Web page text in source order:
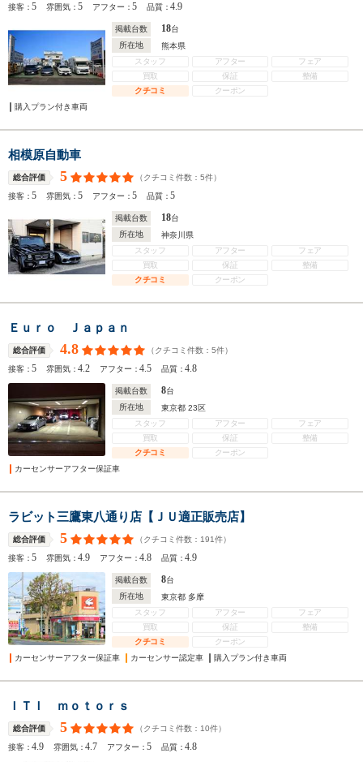
接客：5 雰囲気：5 アフター：5 品質：4.9
掲載台数 18台
所在地
熊本県
スタッフ
アフター
フェア
買取
保証
整備
クチコミ
クーポン
購入プラン付き車両
相模原自動車
総合評価 5 （クチコミ件数： 5件）
接客：5 雰囲気：5 アフター：5 品質：5
掲載台数 18台
所在地
神奈川県
スタッフ
アフター
フェア
買取
保証
整備
クチコミ
クーポン
Ｅｕｒｏ Ｊａｐａｎ
総合評価 4.8 （クチコミ件数： 5件）
接客：5 雰囲気：4.2 アフター：4.5 品質：4.8
掲載台数 8台
所在地
東京都 23区
スタッフ
アフター
フェア
買取
保証
整備
クチコミ
クーポン
カーセンサーアフター保証車
ラビット三鷹東八通り店【ＪＵ適正販売店】
総合評価 5 （クチコミ件数： 191件）
接客：5 雰囲気：4.9 アフター：4.8 品質：4.9
掲載台数 8台
所在地
東京都 多摩
スタッフ
アフター
フェア
買取
保証
整備
クチコミ
クーポン
カーセンサーアフター保証車
カーセンサー認定車 購入プラン付き車両
ＩＴＩ ｍｏｔｏｒｓ
総合評価 5 （クチコミ件数： 10件）
接客：4.9 雰囲気：4.7 アフター：5 品質：4.8